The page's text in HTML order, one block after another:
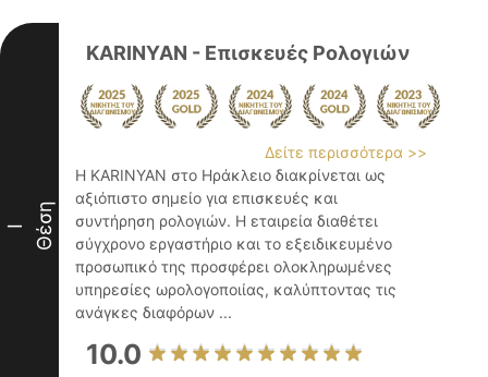
I Θέση
KARINYAN - Επισκευές Ρολογιών
Δείτε περισσότερα >>
Η KARINYAN στο Ηράκλειο διακρίνεται ως
αξιόπιστο σημείο για επισκευές και
συντήρηση ρολογιών. Η εταιρεία διαθέτει
σύγχρονο εργαστήριο και το εξειδικευμένο
προσωπικό της προσφέρει ολοκληρωμένες
υπηρεσίες ωρολογοποιίας, καλύπτοντας τις
ανάγκες διαφόρων ...
10.0